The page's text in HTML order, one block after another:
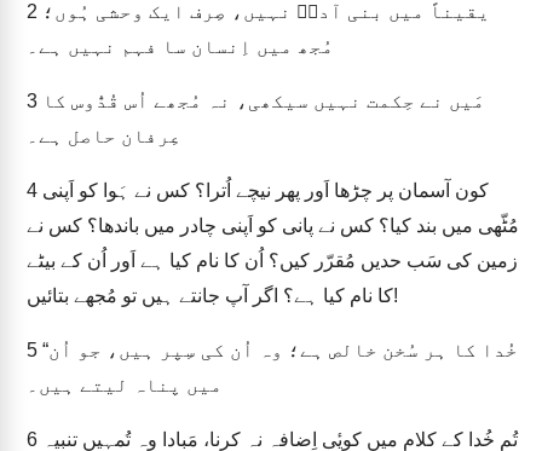
2
مُجھ میں اِنسان سا فہم نہیں ہے۔
3
عِرفان حاصل ہے۔
4
مُٹّھی میں بند کیا؟ کس نے پانی کو اَپنی چادر میں باندھا؟ کس نے
زمین کی سَب حدیں مُقرّر کیں؟ اُن کا نام کیا ہے اَور اُن کے بیٹے
کا نام کیا ہے؟ اگر آپ جانتے ہیں تو مُجھے بتائیں!
5 “خُدا کا ہر سُخن خالص ہے؛ وہ اُن کی سِپر ہیں، جو اُن
میں پناہ لیتے ہیں۔
6